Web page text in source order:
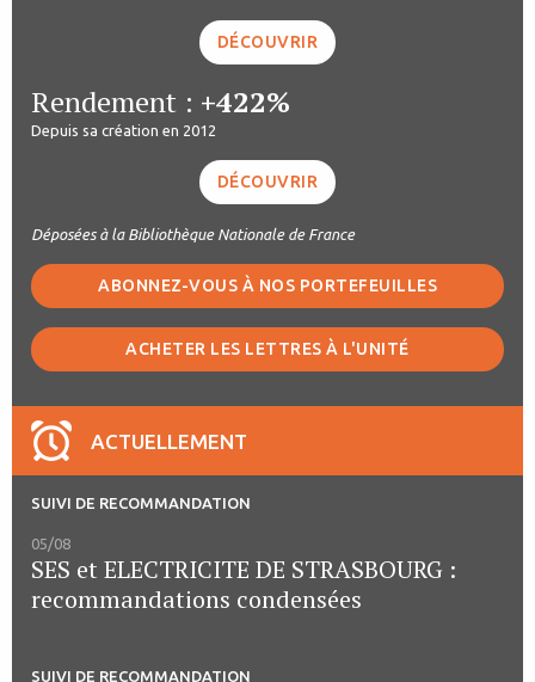
DÉCOUVRIR
Rendement : +422%
Depuis sa création en 2012
DÉCOUVRIR
Déposées à la Bibliothèque Nationale de France
ABONNEZ-VOUS À NOS PORTEFEUILLES
ACHETER LES LETTRES À L'UNITÉ
ACTUELLEMENT
SUIVI DE RECOMMANDATION
05/08
SES et ELECTRICITE DE STRASBOURG :
recommandations condensées
SUIVI DE RECOMMANDATION